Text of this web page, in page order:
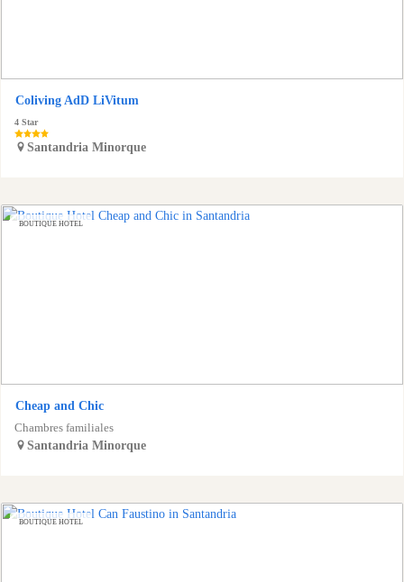
Coliving AdD LiVitum
4 Star
Santandria Minorque
BOUTIQUE HOTEL
Cheap and Chic
Chambres familiales
Santandria Minorque
BOUTIQUE HOTEL